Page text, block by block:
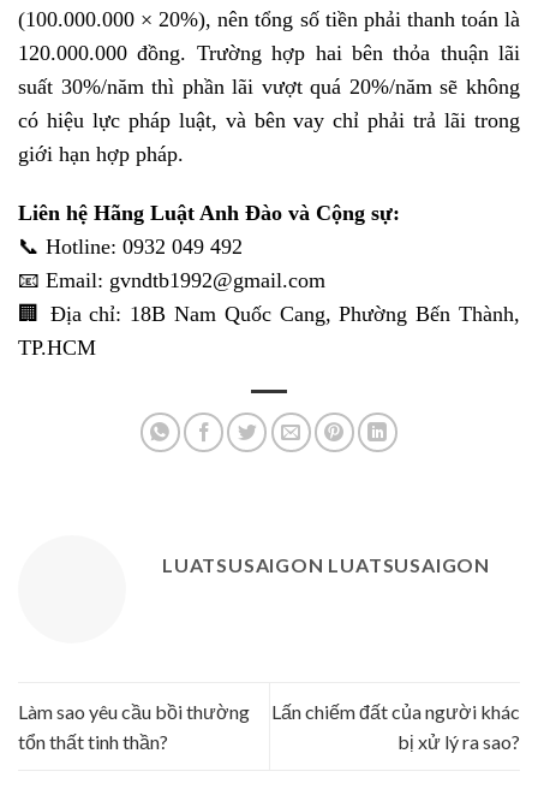
(100.000.000 × 20%), nên tổng số tiền phải thanh toán là
120.000.000 đồng. Trường hợp hai bên thỏa thuận lãi
suất 30%/năm thì phần lãi vượt quá 20%/năm sẽ không
có hiệu lực pháp luật, và bên vay chỉ phải trả lãi trong
giới hạn hợp pháp.
Liên hệ Hãng Luật Anh Đào và Cộng sự:
📞 Hotline: 0932 049 492
📧 Email: gvndtb1992@gmail.com
🏢 Địa chỉ: 18B Nam Quốc Cang, Phường Bến Thành,
TP.HCM
LUATSUSAIGON LUATSUSAIGON
Làm sao yêu cầu bồi thường
tổn thất tinh thần?
Lấn chiếm đất của người khác
bị xử lý ra sao?